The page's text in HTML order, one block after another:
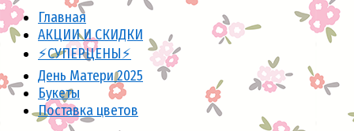
Главная
АКЦИИ И СКИДКИ
⚡СУПЕРЦЕНЫ⚡
День Матери 2025
Букеты
Поставка цветов